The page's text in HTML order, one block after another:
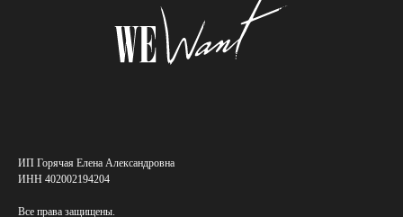
ИП Горячая Елена Александровна
ИНН 402002194204
Все права защищены.